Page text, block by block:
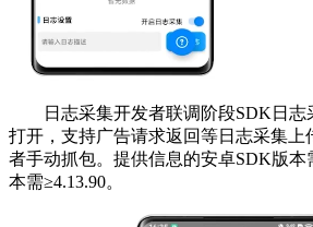
日志采集开发者联调阶段SDK日
打开，支持广告请求返回等日志采集上
者手动抓包。提供信息的安卓SDK版本
本需≥4.13.90。